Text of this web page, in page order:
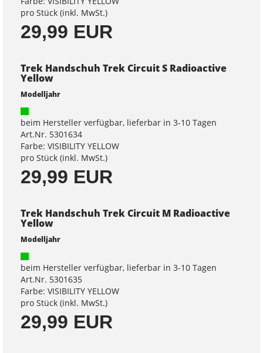
pro Stück (inkl. MwSt.)
29,99 EUR
Trek Handschuh Trek Circuit S Radioactive
Yellow
Modelljahr
beim Hersteller verfügbar, lieferbar in 3-10 Tagen
Art.Nr. 5301634
Farbe: VISIBILITY YELLOW
pro Stück (inkl. MwSt.)
29,99 EUR
Trek Handschuh Trek Circuit M Radioactive
Yellow
Modelljahr
beim Hersteller verfügbar, lieferbar in 3-10 Tagen
Art.Nr. 5301635
Farbe: VISIBILITY YELLOW
pro Stück (inkl. MwSt.)
29,99 EUR